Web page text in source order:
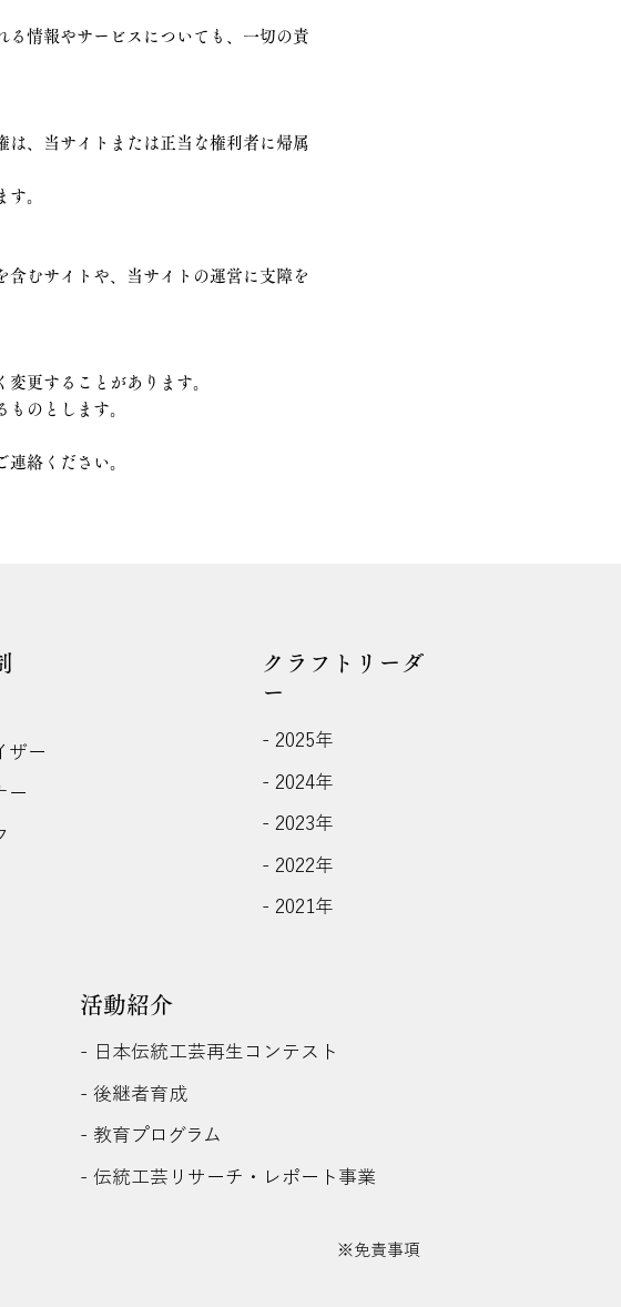
る情報やサービスについても、一切の責
は、当サイトまたは正当な権利者に帰属
。
むサイトや、当サイトの運営に支障を
更することがあります。
のとします。
絡ください。
ザー
ー
クラフトリーダ
ー
- 2025年
- 2024年
- 2023年
- 2022年
- 2021年
活動紹介
- 日本伝統工芸再生コンテスト
- 後継者育成
- 教育プログラム
- 伝統工芸リサーチ・レポート事業
※免責事項